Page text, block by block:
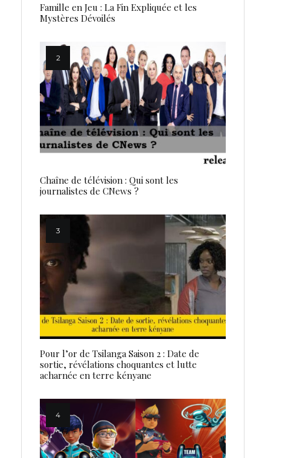
Famille en Jeu : La Fin Expliquée et les
Mystères Dévoilés
Chaîne de télévision : Qui sont les
journalistes de CNews ?
Pour l’or de Tsilanga Saison 2 : Date de
sortie, révélations choquantes et lutte
acharnée en terre kényane